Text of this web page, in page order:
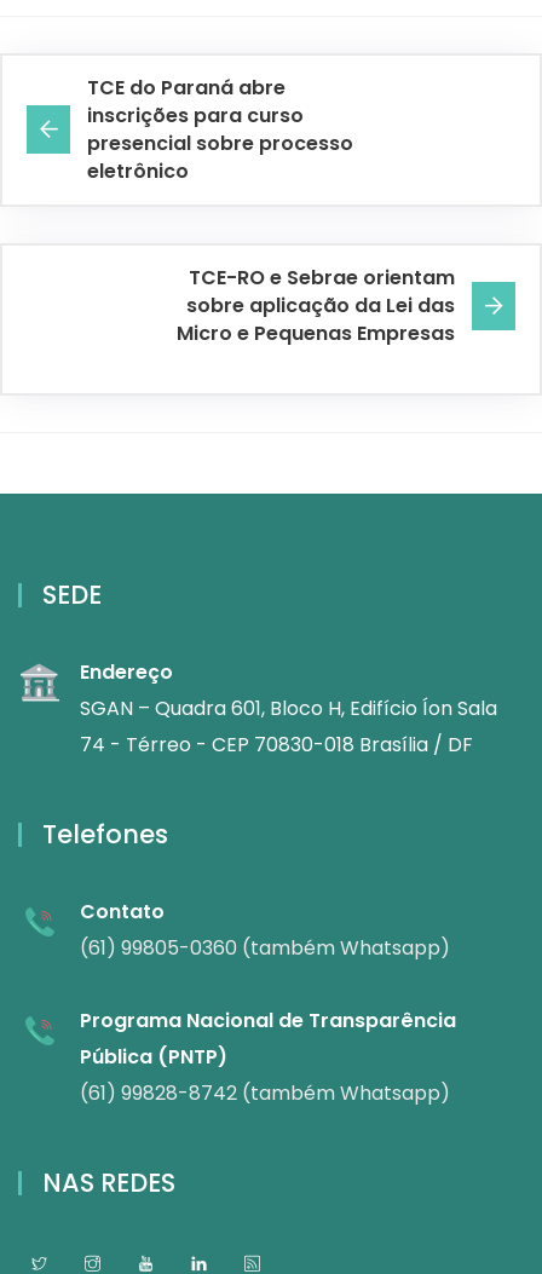
TCE do Paraná abre
inscrições para curso
presencial sobre processo
eletrônico
TCE-RO e Sebrae orientam
sobre aplicação da Lei das
Micro e Pequenas Empresas
SEDE
Endereço
SGAN – Quadra 601, Bloco H, Edifício Íon Sala
74 - Térreo - CEP 70830-018 Brasília / DF
Telefones
Contato
(61) 99805-0360 (também Whatsapp)
Programa Nacional de Transparência
Pública (PNTP)
(61) 99828-8742 (também Whatsapp)
NAS REDES